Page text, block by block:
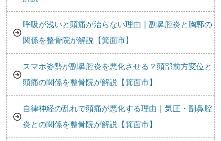
呼吸が浅いと頭痛が治らない理由｜副鼻腔炎と胸郭の
関係を整骨院が解説【箕面市】
スマホ姿勢が副鼻腔炎を悪化させる？頭部前方変位と
頭痛の関係を整骨院が解説【箕面市】
自律神経の乱れで頭痛が悪化する理由｜気圧・副鼻腔
炎との関係を整骨院が解説【箕面市】